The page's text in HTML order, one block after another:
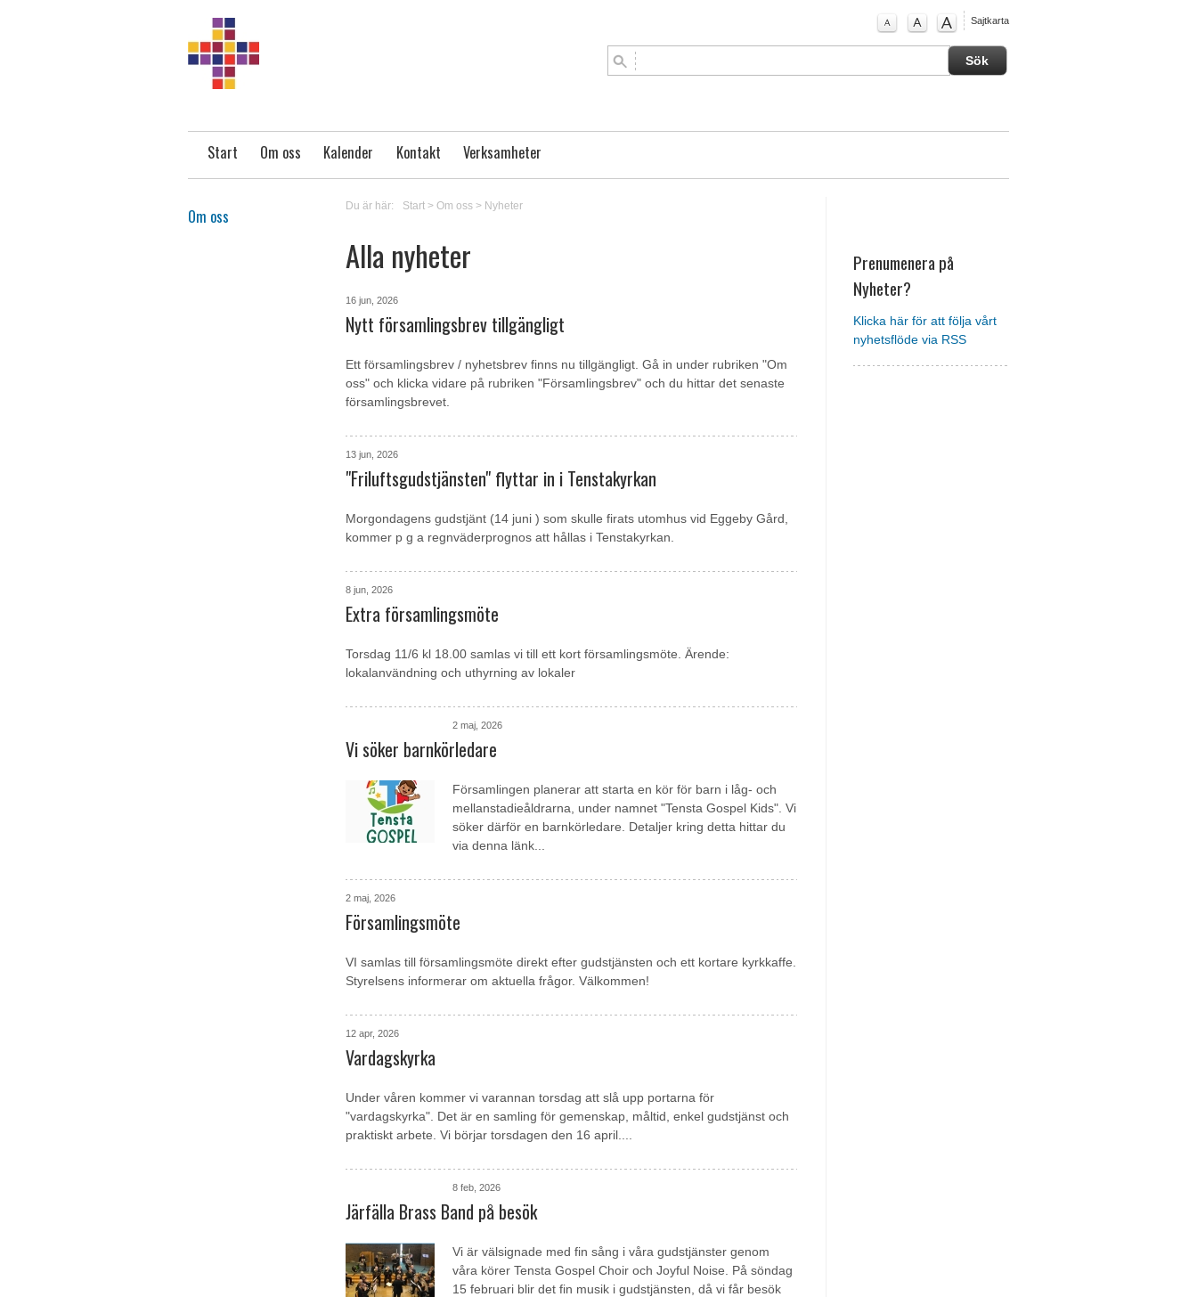
Sajtkarta
Start Om oss Kalender Kontakt Verksamheter
Om oss Du är här: Start> Om oss> Nyheter
Alla nyheter
16 jun, 2026
Nytt församlingsbrev tillgängligt
Ett församlingsbrev / nyhetsbrev finns nu tillgängligt. Gå in under rubriken "Om
oss" och klicka vidare på rubriken "Församlingsbrev" och du hittar det senaste
församlingsbrevet.
13 jun, 2026
"Friluftsgudstjänsten" flyttar in i Tenstakyrkan
Morgondagens gudstjänt (14 juni ) som skulle firats utomhus vid Eggeby Gård,
kommer p g a regnväderprognos att hållas i Tenstakyrkan.
8 jun, 2026
Extra församlingsmöte
Torsdag 11/6 kl 18.00 samlas vi till ett kort församlingsmöte. Ärende:
lokalanvändning och uthyrning av lokaler
2 maj, 2026
Vi söker barnkörledare
Församlingen planerar att starta en kör för barn i låg- och
mellanstadieåldrarna, under namnet "Tensta Gospel Kids". Vi
söker därför en barnkörledare. Detaljer kring detta hittar du
via denna länk...
2 maj, 2026
Församlingsmöte
VI samlas till församlingsmöte direkt efter gudstjänsten och ett kortare kyrkkaffe.
Styrelsens informerar om aktuella frågor. Välkommen!
12 apr, 2026
Vardagskyrka
Under våren kommer vi varannan torsdag att slå upp portarna för
"vardagskyrka". Det är en samling för gemenskap, måltid, enkel gudstjänst och
praktiskt arbete. Vi börjar torsdagen den 16 april....
8 feb, 2026
Järfälla Brass Band på besök
Vi är välsignade med fin sång i våra gudstjänster genom
våra körer Tensta Gospel Choir och Joyful Noise. På söndag
15 februari blir det fin musik i gudstjänsten, då vi får besök
Prenumenera på
Nyheter?
Klicka här för att följa vårt
nyhetsflöde via RSS